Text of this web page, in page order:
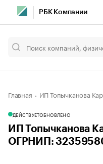
РБК Компании
Главная ИП Топычканова
ДЕЙСТВУЕТОБНОВЛЕНО
ИП Топычканова
ОГРНИП: